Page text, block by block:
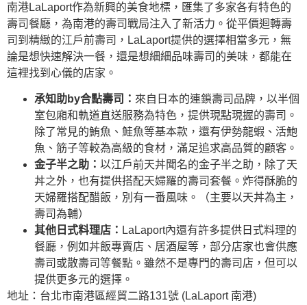
南港LaLaport作為新興的美食地標，匯集了多家各有特色的
壽司餐廳，為南港的壽司戰局注入了新活力。從平價迴轉壽
司到精緻的江戶前壽司，LaLaport提供的選擇相當多元，無
論是想快速解決一餐，還是想細細品味壽司的美味，都能在
這裡找到心儀的店家。
承知助by合點壽司： 來自日本的連鎖壽司品牌，以半個
室包廂和軌道直送服務為特色，提供現點現握的壽司。
除了常見的鮪魚、鮭魚等基本款，還有伊勢龍蝦、活鮑
魚、筋子等較為高級的食材，滿足追求高品質的顧客。
金子半之助： 以江戶前天丼聞名的金子半之助，除了天
丼之外，也有提供搭配天婦羅的壽司套餐。炸得酥脆的
天婦羅搭配醋飯，別有一番風味。（主要以天丼為主，
壽司為輔）
其他日式料理店： LaLaport內還有許多提供日式料理的
餐廳，例如丼飯專賣店、居酒屋等，部分店家也會供應
壽司或散壽司等餐點。雖然不是專門的壽司店，但可以
提供更多元的選擇。
地址：台北市南港區經貿二路131號 (LaLaport 南港)